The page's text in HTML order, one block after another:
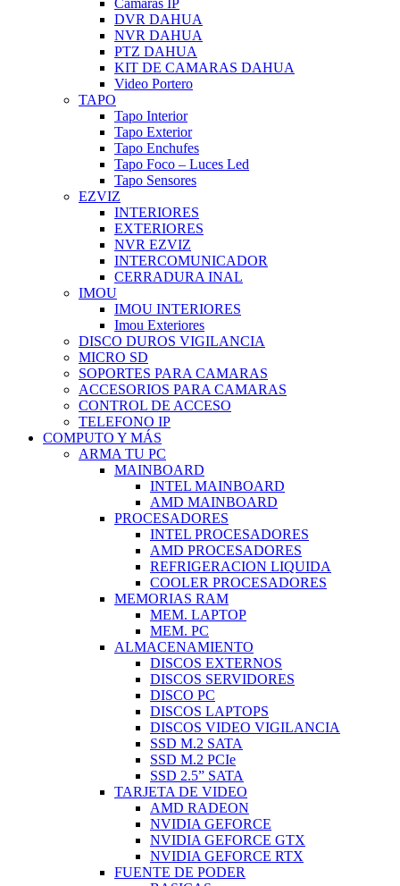
Cámaras IP
DVR DAHUA
NVR DAHUA
PTZ DAHUA
KIT DE CAMARAS DAHUA
Video Portero
TAPO
Tapo Interior
Tapo Exterior
Tapo Enchufes
Tapo Foco – Luces Led
Tapo Sensores
EZVIZ
INTERIORES
EXTERIORES
NVR EZVIZ
INTERCOMUNICADOR
CERRADURA INAL
IMOU
IMOU INTERIORES
Imou Exteriores
DISCO DUROS VIGILANCIA
MICRO SD
SOPORTES PARA CAMARAS
ACCESORIOS PARA CAMARAS
CONTROL DE ACCESO
TELEFONO IP
COMPUTO Y MÁS
ARMA TU PC
MAINBOARD
INTEL MAINBOARD
AMD MAINBOARD
PROCESADORES
INTEL PROCESADORES
AMD PROCESADORES
REFRIGERACION LIQUIDA
COOLER PROCESADORES
MEMORIAS RAM
MEM. LAPTOP
MEM. PC
ALMACENAMIENTO
DISCOS EXTERNOS
DISCOS SERVIDORES
DISCO PC
DISCOS LAPTOPS
DISCOS VIDEO VIGILANCIA
SSD M.2 SATA
SSD M.2 PCIe
SSD 2.5” SATA
TARJETA DE VIDEO
AMD RADEON
NVIDIA GEFORCE
NVIDIA GEFORCE GTX
NVIDIA GEFORCE RTX
FUENTE DE PODER